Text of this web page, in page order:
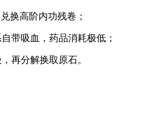
换高阶内功残卷；
带吸血，药品消耗极低；
再分解换取原石。